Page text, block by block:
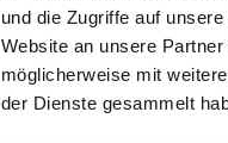
und die Zugriffe auf
Website an unsere
möglicherweise mit
der Dienste gesammelt